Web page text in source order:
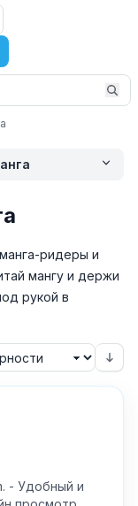
ридеры и
мангу и держи
рукой в
- Удобный и